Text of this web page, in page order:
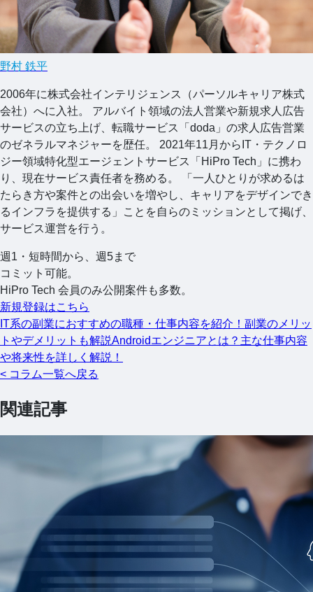
野村 鉄平
2006年に株式会社インテリジェンス（パーソルキャリア株式
会社）へに入社。 アルバイト領域の法人営業や新規求人広告
サービスの立ち上げ、転職サービス「doda」の求人広告営業
のゼネラルマネジャーを歴任。 2021年11月からIT・テクノロ
ジー領域特化型エージェントサービス「HiPro Tech」に携わ
り、現在サービス責任者を務める。 「一人ひとりが求めるは
たらき方や案件との出会いを増やし、キャリアをデザインでき
るインフラを提供する」ことを自らのミッションとして掲げ、
サービス運営を行う。
週1・短時間から、週5まで
コミット可能。
HiPro Tech 会員のみ公開案件も多数。
新規登録はこちら
IT系の副業におすすめの職種・仕事内容を紹介！副業のメリッ
トやデメリットも解説Androidエンジニアとは？主な仕事内容
や将来性を詳しく解説！
< コラム一覧へ戻る
関連記事